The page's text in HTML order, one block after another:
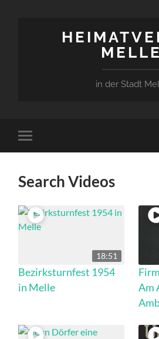
MELLE
in der Stadt
Mobile-
Menü
Search Videos
18:51
Bezirksturnfest 1954
in Melle
Am